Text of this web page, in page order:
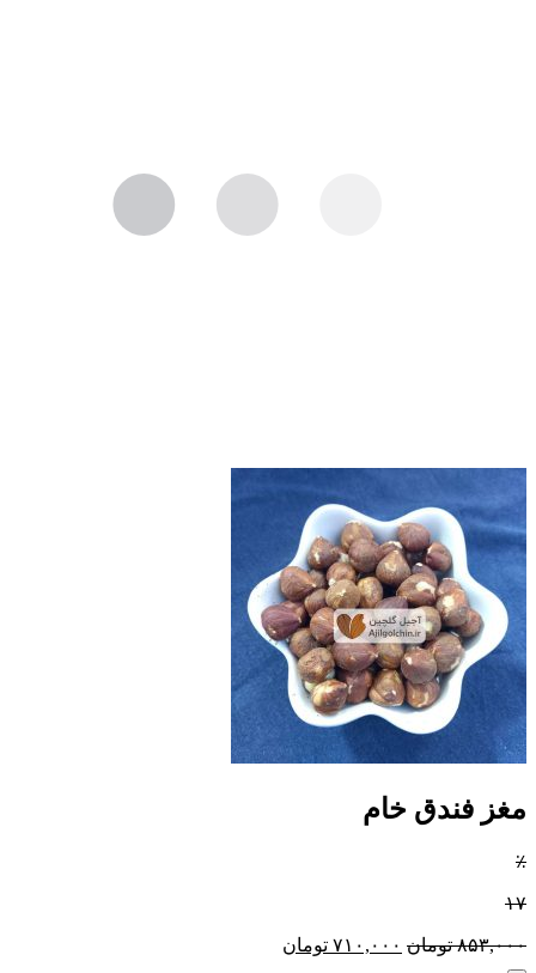
مغز فندق خام
٪
۱۷
۸۵۳,۰۰۰ تومان ۷۱۰,۰۰۰ تومان